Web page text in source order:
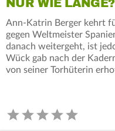
NUR WIE LANGE?
Ann-Katrin Berger kehrt
gegen Weltmeister
danach weitergeht, ist
Wück gab nach der
von seiner Torhüterin